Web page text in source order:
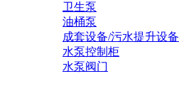
卫生泵
油桶泵
成套设备/污水提升设备
水泵控制柜
水泵阀门